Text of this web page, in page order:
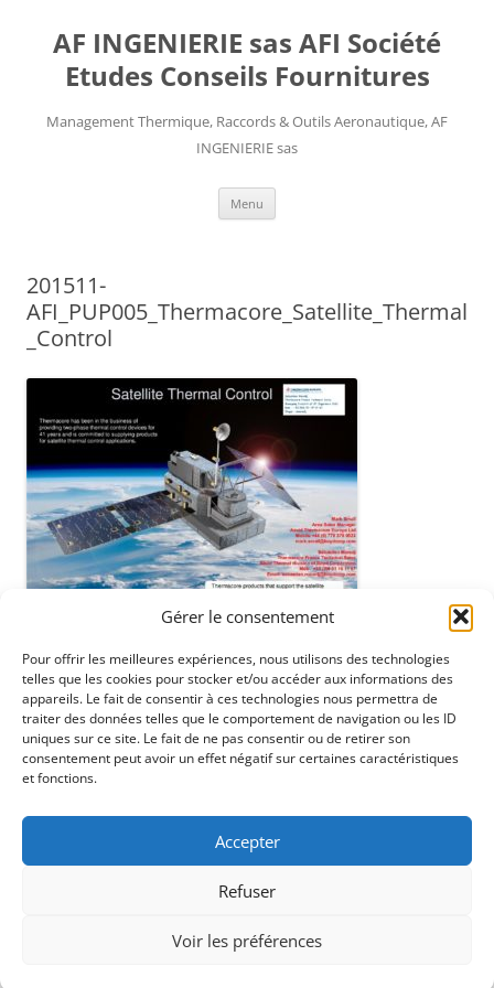
Gérer le consentement
Pour offrir les meilleures expériences, nous utilisons des technologies
telles que les cookies pour stocker et/ou accéder aux informations des
appareils. Le fait de consentir à ces technologies nous permettra de
traiter des données telles que le comportement de navigation ou les ID
uniques sur ce site. Le fait de ne pas consentir ou de retirer son
consentement peut avoir un effet négatif sur certaines caractéristiques
et fonctions.
Accepter
Refuser
Voir les préférences
AF INGENIERIE sas AFI Société
Etudes Conseils Fournitures
Management Thermique, Raccords & Outils Aeronautique, AF
INGENIERIE sas
Menu
201511-
AFI_PUP005_Thermacore_Satellite_Thermal
_Control
ENTREZ UN PN# OU UNE MARQUE ICI / SEARCHBAR